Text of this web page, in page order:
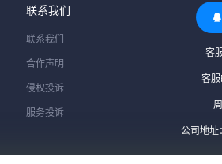
估，以确定其
遇到的问题以
助于确保捐赠
态，并理解其
尊重预约和时
的顺利进行，
联系我们
联系我们
合作声明
侵权投诉
服务投诉
客
客
公司地址